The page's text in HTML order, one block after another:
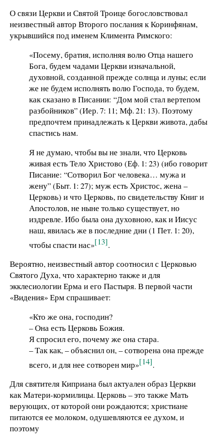
О связи Церкви и Святой Троице богословствовал
неизвестный автор Второго послания к Коринфянам,
укрывшийся под именем Климента Римского:
«Посему, братия, исполняя волю Отца нашего
Бога, будем чадами Церкви изначальной,
духовной, созданной прежде солнца и луны; если
же не будем исполнять волю Господа, то будем,
как сказано в Писании: “Дом мой стал вертепом
разбойников” (Иер. 7: 11; Мф. 21: 13). Поэтому
предпочтем принадлежать к Церкви живота, дабы
спастись нам.
Я не думаю, чтобы вы не знали, что Церковь
живая есть Тело Христово (Еф. 1: 23) (ибо говорит
Писание: “Сотворил Бог человека… мужа и
жену” (Быт. 1: 27); муж есть Христос, жена –
Церковь) и что Церковь, по свидетельству Книг и
Апостолов, не ныне только существует, но
издревле. Ибо была она духовною, как и Иисус
наш, явилась же в последние дни (1 Пет. 1: 20),
чтобы спасти нас»[13].
Вероятно, неизвестный автор соотносил с Церковью
Святого Духа, что характерно также и для
экклесиологии Ерма и его Пастыря. В первой части
«Видения» Ерм спрашивает:
«Кто же она, господин?
– Она есть Церковь Божия.
Я спросил его, почему же она стара.
– Так как, – объяснил он, – сотворена она прежде
всего, и для нее сотворен мир»[14].
Для святителя Киприана был актуален образ Церкви
как Матери-кормилицы. Церковь – это также Мать
верующих, от которой они рождаются; христиане
питаются ее молоком, одушевляются ее духом, и
поэтому